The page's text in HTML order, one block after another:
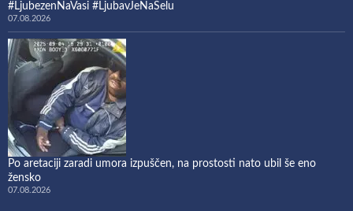
#LjubezenNaVasi #LjubavJeNaSelu
07.08.2026
Po aretaciji zaradi umora izpuščen, na prostosti nato ubil še eno
žensko
07.08.2026